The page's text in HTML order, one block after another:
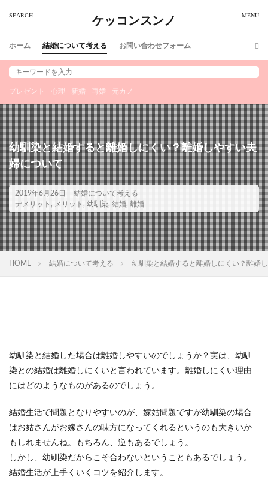
ケッコンスンノ
ホーム 結婚について考える お問い合わせフォーム
プレゼント 心理 新婚 再婚 元カノ
幼馴染と結婚すると離婚しにくい？離婚しやすい夫
婦について
2019年6月26日
結婚について考える
デメリット , メリット , 幼馴染, 結婚, 離婚
HOME 結婚について考える 幼馴染と結婚すると離婚しにくい？離婚
幼馴染と結婚した場合は離婚しやすいのでしょうか？実は、幼馴
染との結婚は離婚しにくいと言われています。離婚しにくい理由
にはどのようなものがあるのでしょう。
結婚生活で問題となりやすいのが、嫁姑問題ですが幼馴染の場合
はお姑さんがお嫁さんの味方になってくれるというのも大きいか
もしれませんね。もちろん、逆もあるでしょう。
しかし、幼馴染だからこそ合わないということもあるでしょう。
結婚生活が上手くいくコツを紹介します。